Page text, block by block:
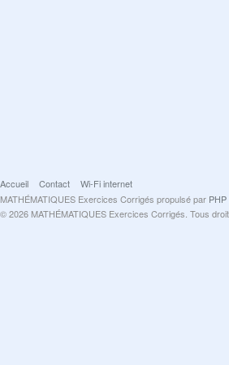
Accueil Contact
Wi-Fi internet
MATHÉMATIQUES Exercices Corrigés propulsé par
© 2026 MATHÉMATIQUES Exercices Corrigés. Tous